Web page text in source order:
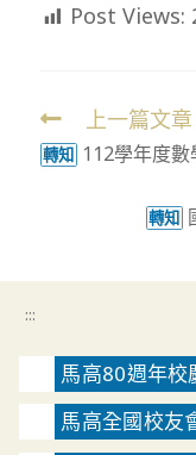
Post Views:
Read
more
上一篇文章
轉知 112學年度
轉知
:::
馬高80週年校
馬高全國校友